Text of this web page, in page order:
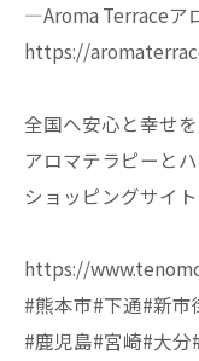
—Aroma Terraceア
https://
全国へ安心と幸せを
アロマテラピーと
ショッピングサイ
https://
#熊本市#下通#新市
#鹿児島#宮崎#大分